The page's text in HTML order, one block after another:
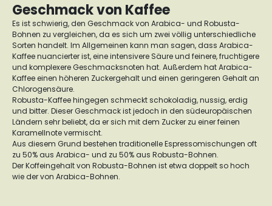
Geschmack von Kaffee
Es ist schwierig, den Geschmack von Arabica- und Robusta-
Bohnen zu vergleichen, da es sich um zwei völlig unterschiedliche
Sorten handelt. Im Allgemeinen kann man sagen, dass Arabica-
Kaffee nuancierter ist, eine intensivere Säure und feinere, fruchtigere
und komplexere Geschmacksnoten hat. Außerdem hat Arabica-
Kaffee einen höheren Zuckergehalt und einen geringeren Gehalt an
Chlorogensäure.
Robusta-Kaffee hingegen schmeckt schokoladig, nussig, erdig
und bitter. Dieser Geschmack ist jedoch in den südeuropäischen
Ländern sehr beliebt, da er sich mit dem Zucker zu einer feinen
Karamellnote vermischt.
Aus diesem Grund bestehen traditionelle Espressomischungen oft
zu 50% aus Arabica- und zu 50% aus Robusta-Bohnen.
Der Koffeingehalt von Robusta-Bohnen ist etwa doppelt so hoch
wie der von Arabica-Bohnen.